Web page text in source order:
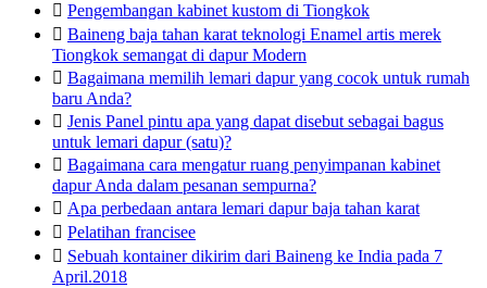
 Pengembangan kabinet kustom di Tiongkok
 Baineng baja tahan karat teknologi Enamel artis merek
Tiongkok semangat di dapur Modern
 Bagaimana memilih lemari dapur yang cocok untuk rumah
baru Anda?
 Jenis Panel pintu apa yang dapat disebut sebagai bagus
untuk lemari dapur (satu)?
 Bagaimana cara mengatur ruang penyimpanan kabinet
dapur Anda dalam pesanan sempurna?
 Apa perbedaan antara lemari dapur baja tahan karat
 Pelatihan francisee
 Sebuah kontainer dikirim dari Baineng ke India pada 7
April.2018